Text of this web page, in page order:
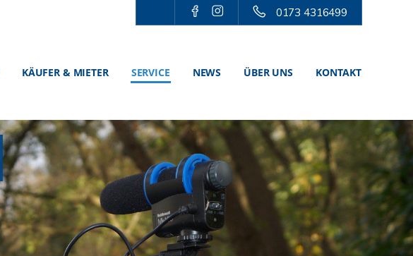
0173 4316499
KÄUFER & MIETER SERVICE NEWS ÜBER UNS KONTAKT